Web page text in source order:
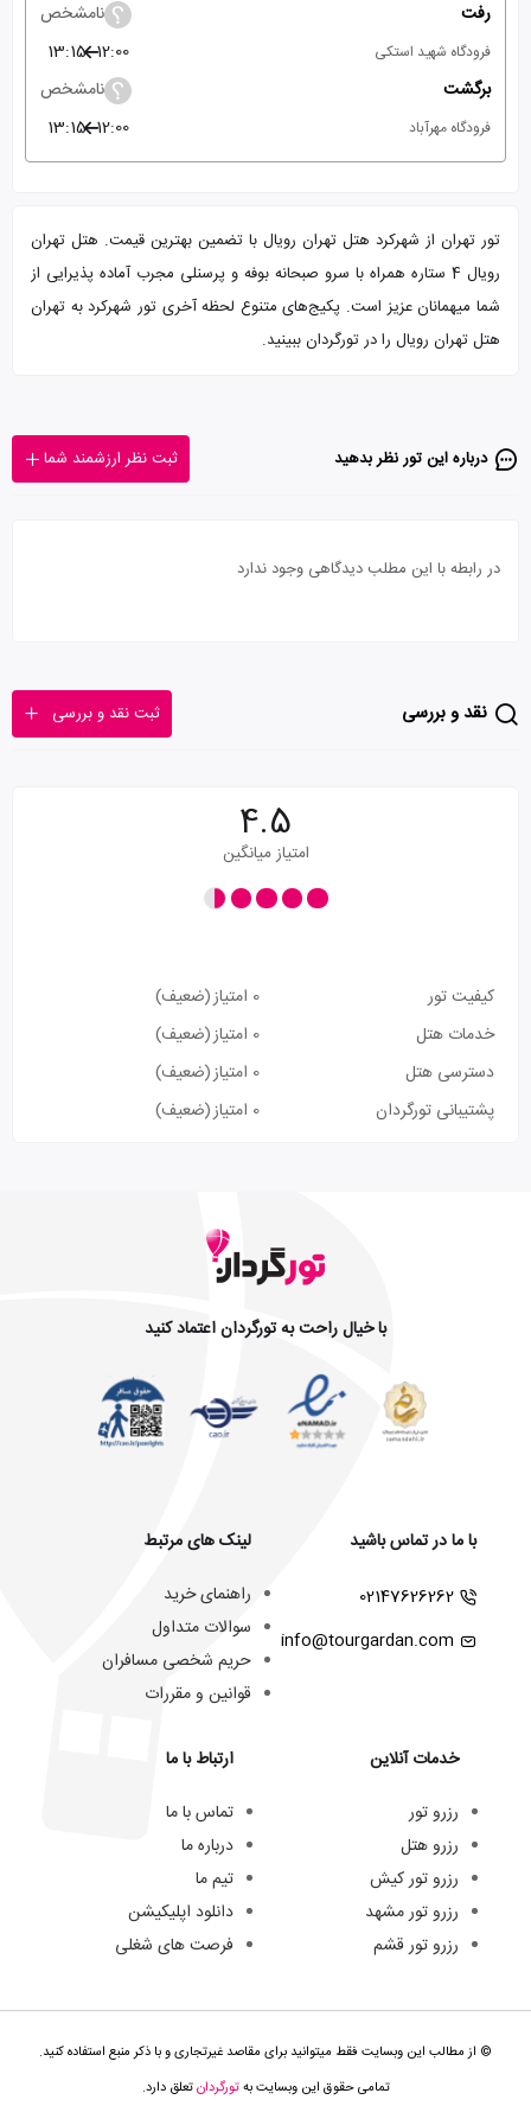
رفت
نامشخص
فرودگاه شهید استکی 12:00
13:15
برگشت
نامشخص
فرودگاه مهرآباد 12:00
13:15
تور تهران از شهرکرد هتل تهران رویال با تضمین بهترین قیمت. هتل تهران
رویال 4 ستاره همراه با سرو صبحانه بوفه و پرسنلی مجرب آماده پذیرایی از
شما میهمانان عزیز است. پکیج‌های متنوع لحظه آخری تور شهرکرد به تهران
هتل تهران رویال را در تورگردان ببینید.
درباره این تور‌ نظر بدهید ثبت نظر ارزشمند شما
در رابطه با این مطلب دیدگاهی وجود ندارد
نقد و بررسی ثبت نقد و بررسی
4.5
امتیاز میانگین
کیفیت تور 0 امتیاز
(ضعیف)
خدمات هتل
0 امتیاز
(ضعیف)
دسترسی هتل
0 امتیاز
(ضعیف)
پشتیبانی تورگردان
0 امتیاز (ضعیف)
با خیال راحت به تورگردان اعتماد کنید
با ما در تماس باشید
02147626262
info@tourgardan.com
خدمات آنلاین
رزرو تور
رزرو هتل
رزرو تور کیش
رزرو تور مشهد
رزرو تور قشم
لینک های مرتبط
راهنمای خرید
سوالات متداول
حریم شخصی مسافران
قوانین و مقررات
ارتباط با ما
تماس با ما
درباره ما
تیم ما
دانلود اپلیکیشن
فرصت های شغلی
© از مطالب این وبسایت فقط میتوانید برای مقاصد غیرتجاری و با ذکر منبع استفاده کنید.
تمامی حقوق این وبسایت بهتورگردانتعلق دارد.